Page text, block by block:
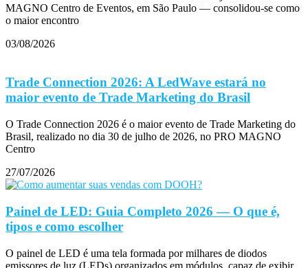
MAGNO Centro de Eventos, em São Paulo — consolidou-se como
o maior encontro
03/08/2026
Trade Connection 2026: A LedWave estará no
maior evento de Trade Marketing do Brasil
O Trade Connection 2026 é o maior evento de Trade Marketing do
Brasil, realizado no dia 30 de julho de 2026, no PRO MAGNO
Centro
27/07/2026
Painel de LED: Guia Completo 2026 — O que é,
tipos e como escolher
O painel de LED é uma tela formada por milhares de diodos
emissores de luz (LEDs) organizados em módulos, capaz de exibir